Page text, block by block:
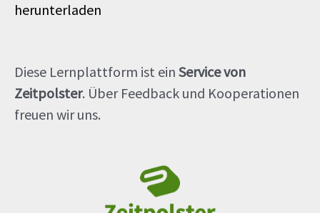
herunterladen
Diese Lernplattform ist ein Service von
Zeitpolster. Über Feedback und Kooperationen
freuen wir uns.